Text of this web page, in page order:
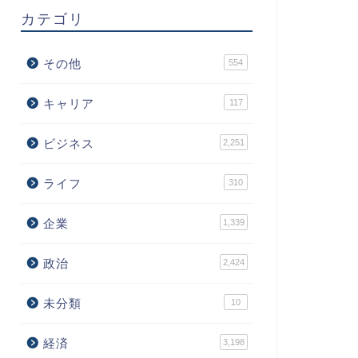
カテゴリ
その他 554
キャリア 117
ビジネス 2,251
ライフ 310
企業 1,339
政治 2,424
未分類 10
経済 3,198